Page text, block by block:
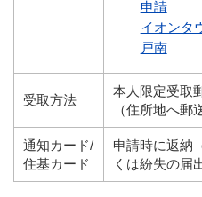
申請
イオンタ
戸南
受取方法
本人限定受取
（住所地へ郵
通知カード/
住基カード
申請時に返納
くは紛失の届